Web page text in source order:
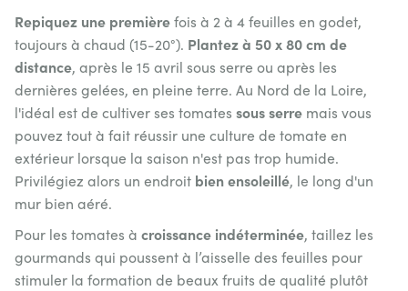
Repiquez une premièrefois à 2 à 4 feuilles en godet,
toujours à chaud (15-20°). Plantez à 50 x 80 cm de
distance, après le 15 avril sous serre ou après les
dernières gelées, en pleine terre. Au Nord de la Loire,
l'idéal est de cultiver ses tomates sous serre mais vous
pouvez tout à fait réussir une culture de tomate en
extérieur lorsque la saison n'est pas trop humide.
Privilégiez alors un endroit bien ensoleillé, le long d'un
mur bien aéré.
Pour les tomates à croissance indéterminée, taillez les
gourmands qui poussent à l’aisselle des feuilles pour
stimuler la formation de beaux fruits de qualité plutôt